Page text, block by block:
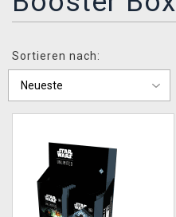
XZONE CLUB
Sortieren nach: